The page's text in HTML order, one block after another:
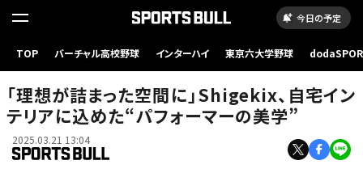
今日の予定
TOP バーチャル高校野球 インターハイ 東京六大学野球
「理想が詰まった空間に」Shigekix、自宅イン
テリアに込めた“パフォーマーの美学”
2025.03.21 13:04